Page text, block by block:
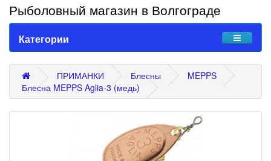
Рыболовный магазин в Волгограде
Категории
ПРИМАНКИ Блесны
MEPPS
Блесна MEPPS Aglia-3 (медь)